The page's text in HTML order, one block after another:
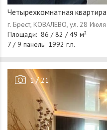
Четырехкомнатная квартира
1/21